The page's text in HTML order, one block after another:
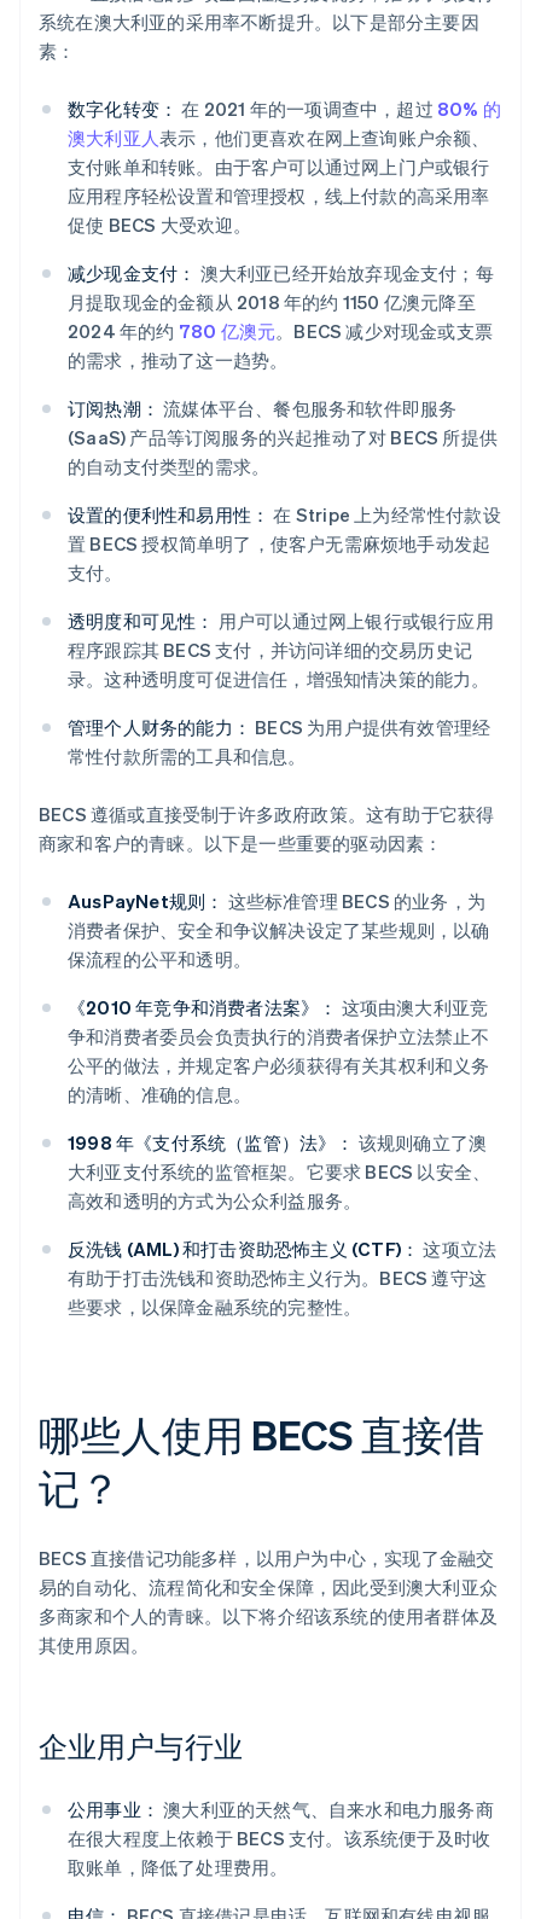
系统在澳大利亚的采用率不断提升。以下是部分主要因
素：
数字化转变： 在 2021 年的一项调查中，超过 80% 的
澳大利亚人表示，他们更喜欢在网上查询账户余额、
支付账单和转账。由于客户可以通过网上门户或银行
应用程序轻松设置和管理授权，线上付款的高采用率
促使 BECS 大受欢迎。
减少现金支付： 澳大利亚已经开始放弃现金支付；每
月提取现金的金额从 2018 年的约 1150 亿澳元降至
2024 年的约 780 亿澳元。BECS 减少对现金或支票
的需求，推动了这一趋势。
订阅热潮： 流媒体平台、餐包服务和软件即服务
(SaaS) 产品等订阅服务的兴起推动了对 BECS 所提供
的自动支付类型的需求。
设置的便利性和易用性： 在 Stripe 上为经常性付款设
置 BECS 授权简单明了，使客户无需麻烦地手动发起
支付。
透明度和可见性： 用户可以通过网上银行或银行应用
程序跟踪其 BECS 支付，并访问详细的交易历史记
录。这种透明度可促进信任，增强知情决策的能力。
管理个人财务的能力： BECS 为用户提供有效管理经
常性付款所需的工具和信息。
BECS 遵循或直接受制于许多政府政策。这有助于它获得
商家和客户的青睐。以下是一些重要的驱动因素：
AusPayNet规则： 这些标准管理 BECS 的业务，为
消费者保护、安全和争议解决设定了某些规则，以确
保流程的公平和透明。
《2010 年竞争和消费者法案》： 这项由澳大利亚竞
争和消费者委员会负责执行的消费者保护立法禁止不
公平的做法，并规定客户必须获得有关其权利和义务
的清晰、准确的信息。
1998 年《支付系统（监管）法》： 该规则确立了澳
大利亚支付系统的监管框架。它要求 BECS 以安全、
高效和透明的方式为公众利益服务。
反洗钱 (AML) 和打击资助恐怖主义 (CTF)： 这项立法
有助于打击洗钱和资助恐怖主义行为。BECS 遵守这
些要求，以保障金融系统的完整性。
哪些人使用 BECS 直接借
记？
BECS 直接借记功能多样，以用户为中心，实现了金融交
易的自动化、流程简化和安全保障，因此受到澳大利亚众
多商家和个人的青睐。以下将介绍该系统的使用者群体及
其使用原因。
企业用户与行业
公用事业： 澳大利亚的天然气、自来水和电力服务商
在很大程度上依赖于 BECS 支付。该系统便于及时收
取账单，降低了处理费用。